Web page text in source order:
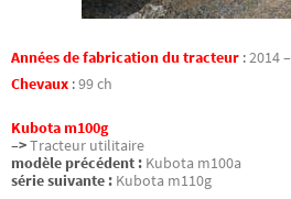
Années de fabrication du tracteur :2014 –
Chevaux :99 ch
Kubota m100g
–>Tracteur utilitaire
modèle précédent : Kubota m100a
série suivante : Kubota m110g